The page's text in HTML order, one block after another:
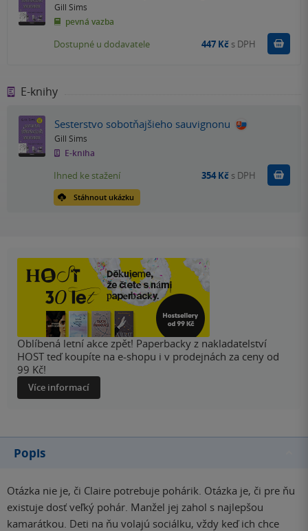
Gill Sims
pevná vazba
Dostupné u dodavatele 447 Kč s DPH
E-knihy
Sesterstvo sobotňajšieho sauvignonu
Gill Sims
E-kniha
Stáhnout ukázku
Ihned ke stažení 354 Kč s DPH Koupit
Oblíbená letní akce zpět! Paperbacky z nakladatelství
HOST teď koupíte na e-shopu i v prodejnách za ceny od
99 Kč!
Více informací
Popis
Otázka nie je, či Claire potrebuje pohárik. Otázka je, či pre ňu
existuje dosť veľký pohár. Manžel jej zahol s najlepšou
kamarátkou. Deti na ňu volajú sociálku, vždy keď ich chce